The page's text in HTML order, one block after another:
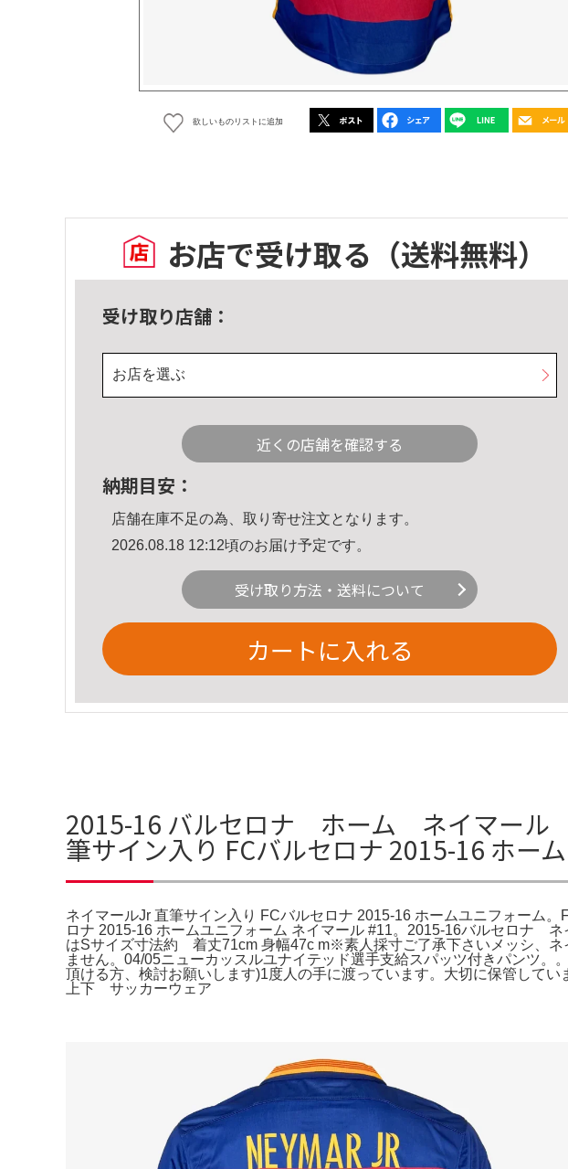
欲しいものリストに追加
お店で受け取る （送料無料）
受け取り店舗：
お店を選ぶ
近くの店舗を確認する
納期目安：
店舗在庫不足の為、取り寄せ注文となります。
2026.08.18 12:12頃のお届け予定です。
受け取り方法・送料について
カートに入れる
2015-16 バルセロナ ホーム ネイマー
筆サイン入り FCバルセロナ 2015-16 ホー
ネイマールJr 直筆サイン入り FCバルセロナ 2015-16 ホームユニフォーム
ロナ 2015-16 ホームユニフォーム ネイマール #11。2015-16バルセロ
はSサイズ寸法約 着丈71cm 身幅47c m※素人採寸ご了承下さいメッシ、
ません。04/05ニューカッスルユナイテッド選手支給スパッツ付きパンツ
頂ける方、検討お願いします)1度人の手に渡っています。大切に保管し
上下 サッカーウェア